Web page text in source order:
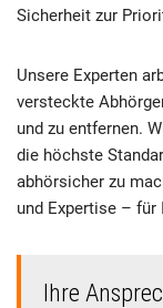
Sicherheit zur
Unsere Experten
versteckte
und zu entfernen.
die höchste
abhörsicher zu
und Expertise – für
Ihre